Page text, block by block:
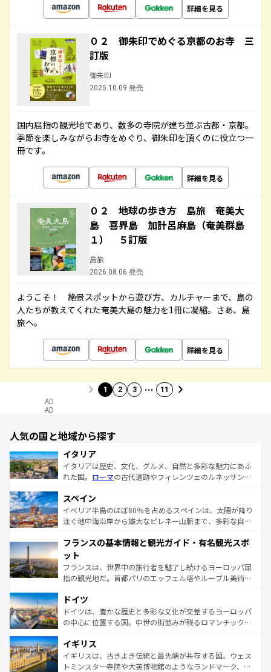
詳細を見る
０２ 御朱印でめぐる京都のお寺 三
訂版
御朱印
2025.10.09 発売
国内屈指の観光地であり、数多の寺院が建ち並ぶ古都・京都。
季節を楽しみながらお寺をめぐり、御朱印を頂くのに役立つ一
冊です。
詳細を見る
０２ 地球の歩き方 島旅 奄美大
島 喜界島 加計呂麻島（奄美群島
１） ５訂版
島旅
2026.08.06 発売
ようこそ！ 絶景スポットから遊び方、カルチャーまで、島の
人たちが教えてくれた奄美大島の魅力を1冊に凝縮。さあ、島
旅へ。
詳細を見る
1 2 3 … 11
AD
AD
人気の国と地域から探す
イタリア
イタリアは歴史、文化、グルメ、自然と多彩な魅力にあふ
れた国。 ローマの古代遺跡やフィレンツェのルネッサンス
ろん、トスカーナの美しい田園風景やアマルフィ海岸の絶
景など、自然景観も見逃せない。観光の合間には、本場の
ピザやパスタなど、絶品のイタリア料理を堪能することも
ませてくれるイタリアで、忘れられない旅をしてみよう！
なお、新着のイタリア情報は
しい。
スペイン
イベリア半島のほぼ80％を占めるスペインは、太陽が降り
注ぐ地中海沿岸から雄大なピレネー山脈まで、多彩な自然
文化が根付くこの国では、情熱的なフラメンコ、熱気あふ
れる闘牛、そして美味しいタパスが生活の一部となってい
る。首都マドリードの洗練された雰囲気や、バルセロナの
アートに溢れた街角から、地方では古代ローマ遺跡や中世
せる。地方によって風土や気候が異なるスペインはその個
性で訪れる人を魅了する。 なお、新着のスペイン情報は コ
ンテンツ一覧を参照してほしい。
フランスの基本情報と観光ガイド・有名観光スポ
ット
フランスは、世界中の旅行者を魅了し続けるヨーロッパ屈
指の観光地だ。首都パリのエッフェル塔やルーブル美術館
で、幅広い魅力が詰まっている。華麗な宮殿、歴史的な大
聖堂、美しいビーチ、そして豊かな自然が、訪れる者を心
から魅了する。また、フランスは美食の国としても知ら
いる。シャンパンの発祥地であるランス、プロヴァンスの
香り高いラベンダー畑など、多彩な楽しみ方が可能だ。さ
らに、パリ以外の地域にも魅力が溢れており、どの街角に
ドイツ
ドイツは、豊かな歴史と多彩な文化が交差するヨーロッパ
の中心に位置する国。中世の街並みが残るロマンチック街
顔を持つこの国は、どこを歩いても飽きることがない。ベ
ルリンの文化的活気、バイエルン州のアルプスの絶景、そ
してライン川沿いのワイン畑といった風景は必見。ビール
イギリス
イギリスは、古きよき伝統と最先端が共存する国。ウェス
トミンスター寺院や大英博物館のようなランドマーク、歴